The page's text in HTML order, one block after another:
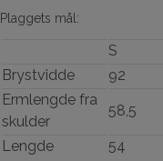
Plaggets mål:
S
Brystvidde
92
Ermlengde fra
skulder
58,5
Lengde 54